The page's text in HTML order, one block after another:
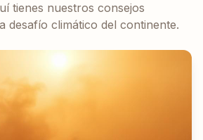
tienes nuestros consejos
desafío climático del continente.